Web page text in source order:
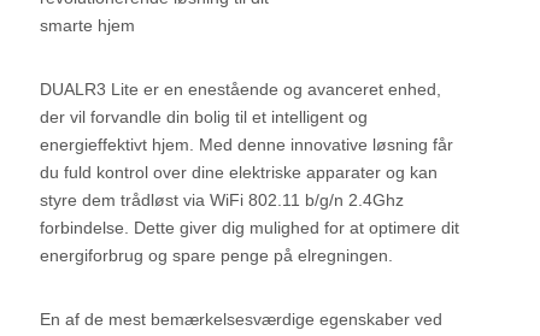
smarte hjem
DUALR3 Lite er en enestående og avanceret enhed,
der vil forvandle din bolig til et intelligent og
energieffektivt hjem. Med denne innovative løsning får
du fuld kontrol over dine elektriske apparater og kan
styre dem trådløst via WiFi 802.11 b/g/n 2.4Ghz
forbindelse. Dette giver dig mulighed for at optimere dit
energiforbrug og spare penge på elregningen.
En af de mest bemærkelsesværdige egenskaber ved